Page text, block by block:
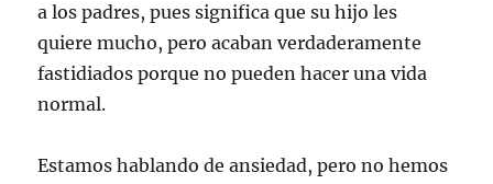
a los padres, pues significa que su hijo les
quiere mucho, pero acaban verdaderamente
fastidiados porque no pueden hacer una vida
normal.
Estamos hablando de ansiedad, pero no hemos